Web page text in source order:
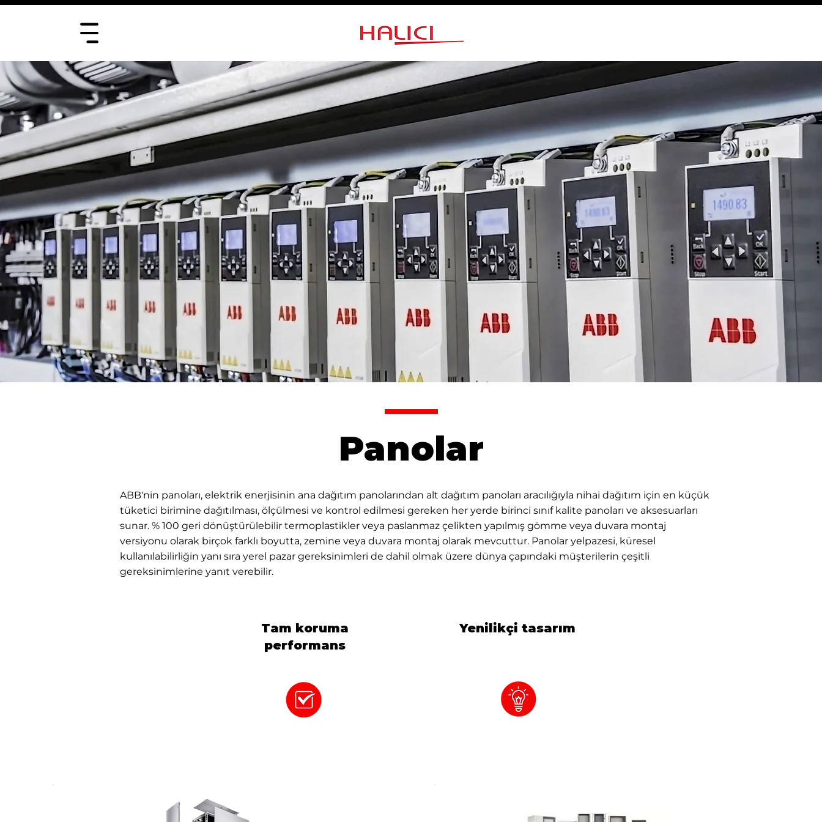
Panolar
ABB'nin panoları, elektrik enerjisinin ana dağıtım panolarından alt dağıtım panoları aracılığıyla nihai dağıtım için en küçük
tüketici birimine dağıtılması, ölçülmesi ve kontrol edilmesi gereken her yerde birinci sınıf kalite panoları ve aksesuarları
sunar. % 100 geri dönüştürülebilir termoplastikler veya paslanmaz çelikten yapılmış gömme veya duvara montaj
versiyonu olarak birçok farklı boyutta, zemine veya duvara montaj olarak mevcuttur. Panolar yelpazesi, küresel
kullanılabilirliğin yanı sıra yerel pazar gereksinimleri de dahil olmak üzere dünya çapındaki müşterilerin çeşitli
gereksinimlerine yanıt verebilir.
Tam koruma
performans
Yenilikçi tasarım